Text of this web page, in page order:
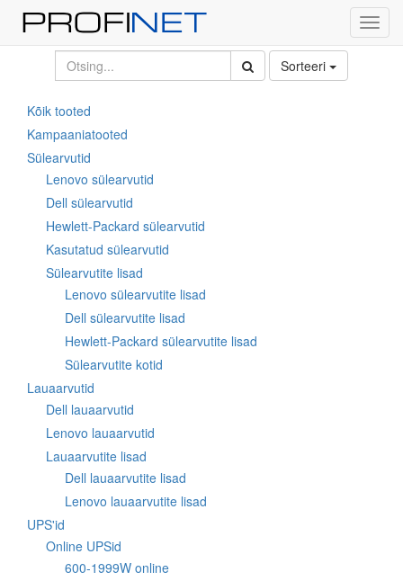
Sorteeri
Kõik tooted
Kampaaniatooted
Sülearvutid
Lenovo sülearvutid
Dell sülearvutid
Hewlett-Packard sülearvutid
Kasutatud sülearvutid
Sülearvutite lisad
Lenovo sülearvutite lisad
Dell sülearvutite lisad
Hewlett-Packard sülearvutite lisad
Sülearvutite kotid
Lauaarvutid
Dell lauaarvutid
Lenovo lauaarvutid
Lauaarvutite lisad
Dell lauaarvutite lisad
Lenovo lauaarvutite lisad
UPS'id
Online UPSid
600-1999W online